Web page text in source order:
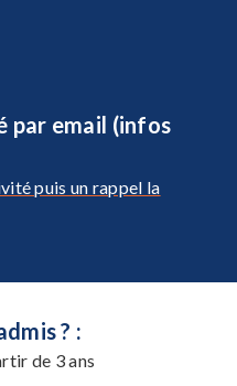
par email (infos
puis un rappel la
? :
de 3 ans